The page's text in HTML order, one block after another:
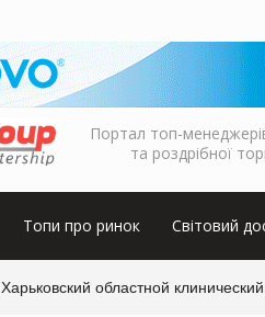
Портал топ-
та роздрібної
Топи про ринок Світовий
Харьковский областной